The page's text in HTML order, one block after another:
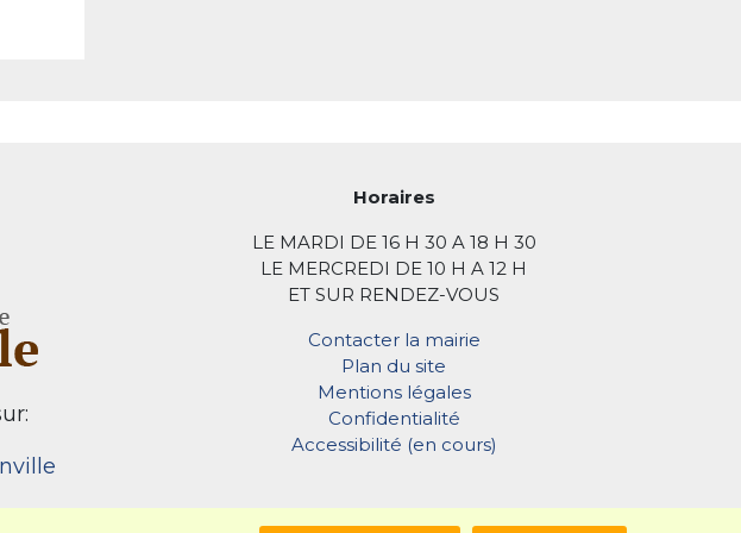
Horaires
LE MARDI DE 16 H 30 A 18 H 30
LE MERCREDI DE 10 H A 12 H
ET SUR RENDEZ-VOUS
Contacter la mairie
Plan du site
Mentions légales
Confidentialité
Accessibilité (en cours)